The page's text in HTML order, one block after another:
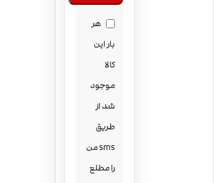
هر
بار این
کالا
موجود
شد از
طریق
sms من
را مطلع